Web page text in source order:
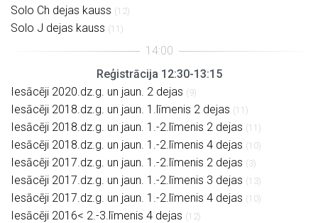
Solo Ch dejas kauss (12)
Solo J dejas kauss (11)
Reģistrācija 12:30-13:15
Iesācēji 2020.dz.g. un jaun. 2 dejas (9)
Iesācēji 2018.dz.g. un jaun. 1.līmenis 2 dejas (11)
Iesācēji 2018.dz.g. un jaun. 1.-2.līmenis 2 dejas (11)
Iesācēji 2018.dz.g. un jaun. 1.-2.līmenis 4 dejas (10)
Iesācēji 2017.dz.g. un jaun. 1.-2.līmenis 2 dejas (3)
Iesācēji 2017.dz.g. un jaun. 1.-2.līmenis 3 dejas (13)
Iesācēji 2017.dz.g. un jaun. 1.-2.līmenis 4 dejas (10)
Iesācēji 2016< 2.-3.līmenis 4 dejas (12)